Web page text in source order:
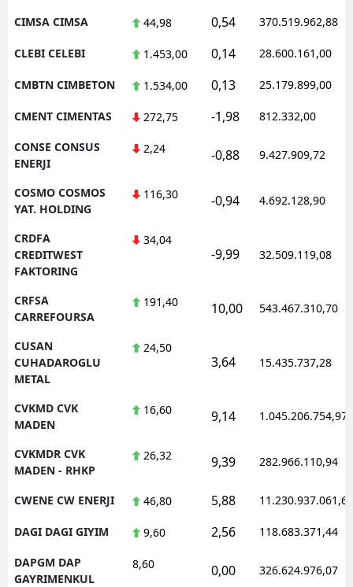
CIMSA CIMSA 44,98 0,54 370.519.962,88
CLEBI CELEBI 1.453,00 0,14 28.600.161,00
CMBTN CIMBETON 1.534,00 0,13 25.179.899,00
CMENT CIMENTAS 272,75 -1,98 812.332,00
CONSE CONSUS
ENERJI
2,24 -0,88 9.427.909,72
COSMO COSMOS
YAT. HOLDING
116,30 -0,94 4.692.128,90
CRDFA
CREDITWEST
FAKTORING
34,04
-9,99 32.509.119,08
CRFSA
CARREFOURSA
191,40 10,00 543.467.310,70
CUSAN
CUHADAROGLU
METAL
24,50
3,64 15.435.737,28
CVKMD CVK
MADEN
16,60 9,14 1.045.206.754,97
CVKMDR CVK
MADEN - RHKP
26,32 9,39 282.966.110,94
CWENE CW ENERJI 46,80 5,88 11.230.937.061,62
DAGI DAGI GIYIM 9,60 2,56 118.683.371,44
DAPGM DAP
GAYRIMENKUL
8,60 0,00 326.624.976,07